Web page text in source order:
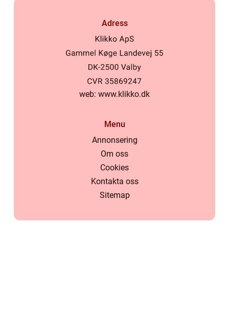
Adress
web: www.klikko.dk
Menu
Annonsering
Om oss
Cookies
Kontakta oss
Sitemap